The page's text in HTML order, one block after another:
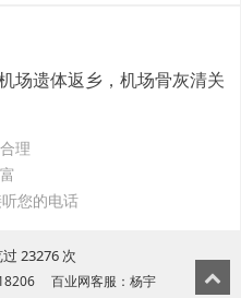
场遗体返乡，机场骨灰清关
理
您的电话
23276 次
百业网客服：杨宇